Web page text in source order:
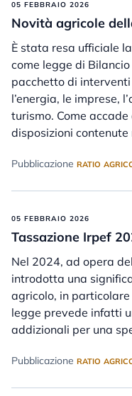
05 FEBBRAIO 2026
Novità agricole
È stata resa ufficiale
come legge di
pacchetto di
l’energia, le imprese,
turismo. Come
disposizioni
Pubblicazione RATIO
05 FEBBRAIO 2026
Tassazione Irpef
Nel 2024, ad opera
introdotta una
agricolo, in
legge prevede infatti
addizionali per una
Pubblicazione RATIO